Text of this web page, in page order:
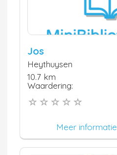
Jos
Heythuysen
10.7 km
Waardering:
Meer informatie